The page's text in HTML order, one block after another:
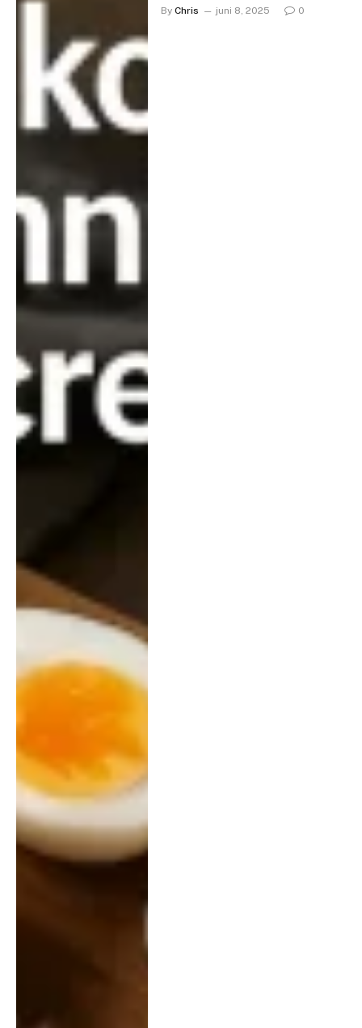
By Chris juni 8, 2025 0